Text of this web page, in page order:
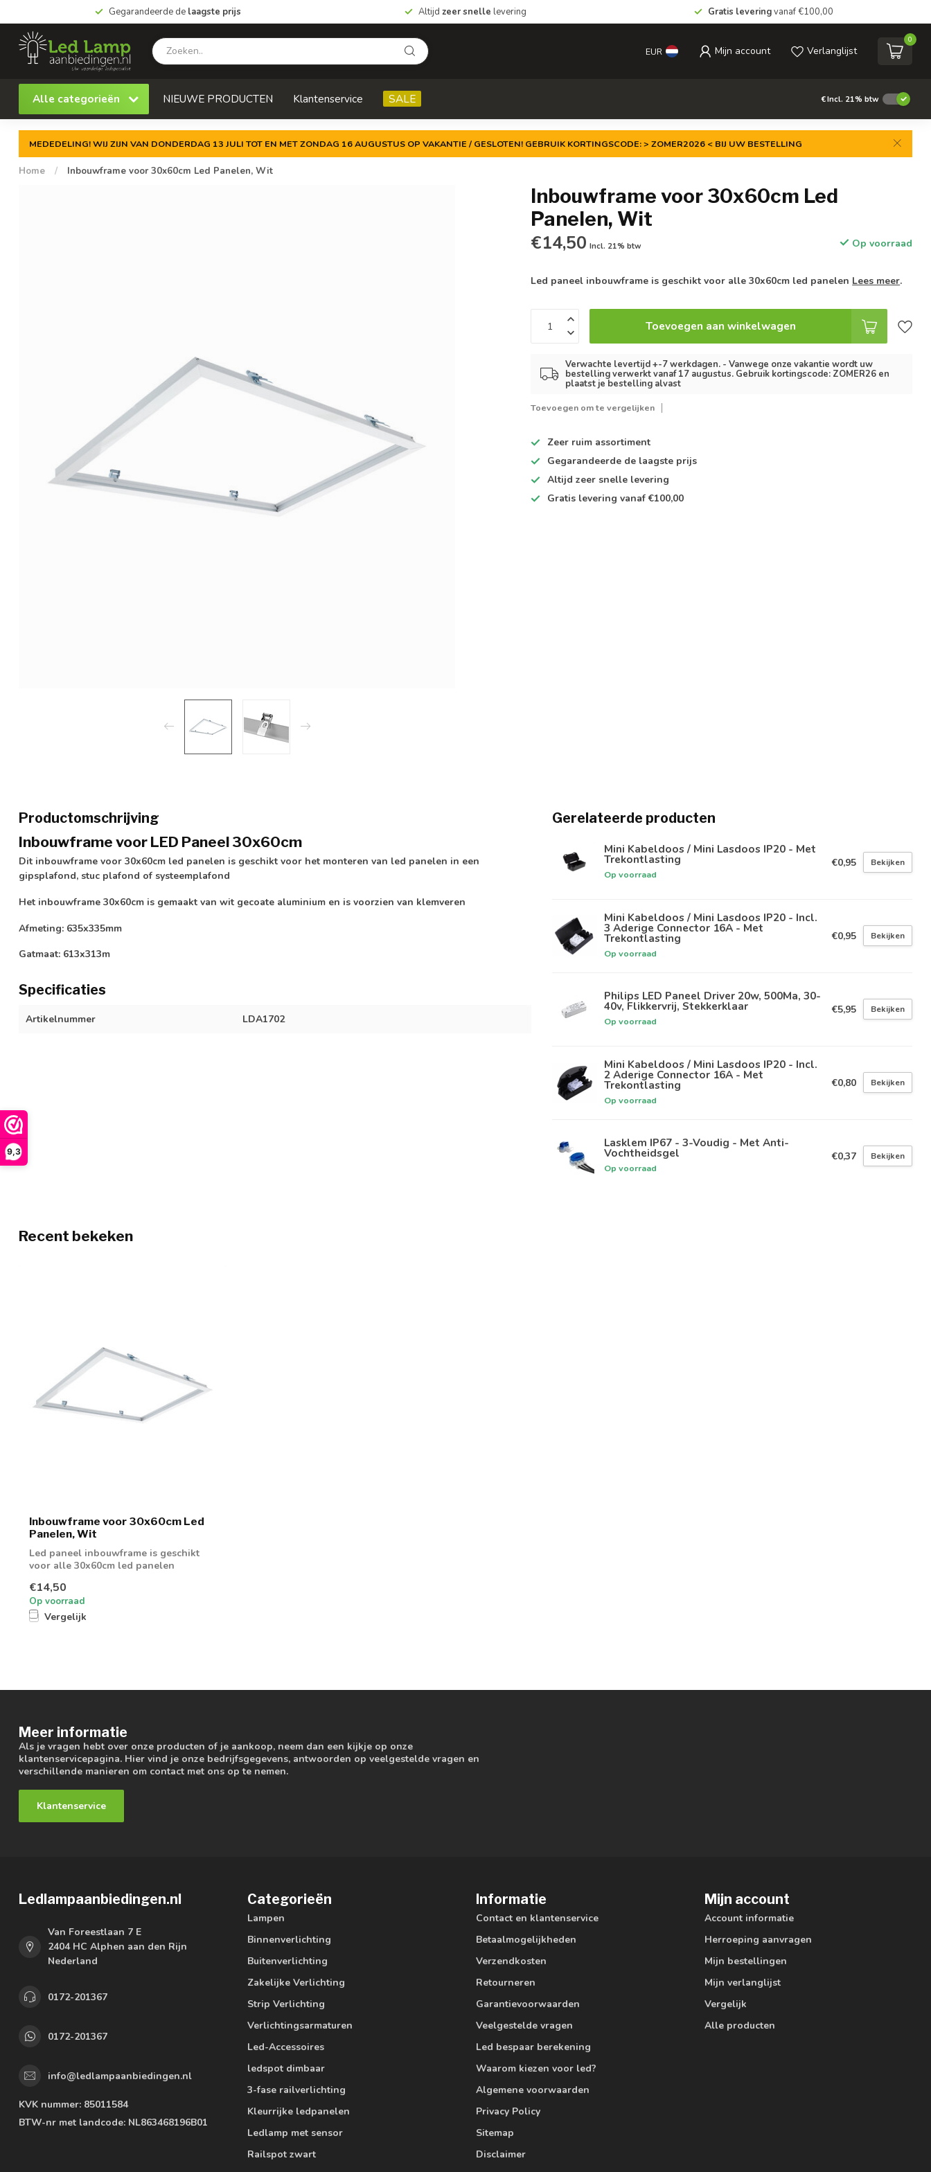
9,3
Gegarandeerde de laagste prijs Altijd zeer snelle levering Gratis leveringvanaf €100,00
EUR Mijn account Verlanglijst
0
Alle categorieën NIEUWE PRODUCTEN Klantenservice SALE €Incl. 21% btw
MEDEDELING! WIJ ZIJN VAN DONDERDAG 13 JULI TOT EN MET ZONDAG 16 AUGUSTUS OP VAKANTIE / GESLOTEN! GEBRUIK KORTINGSCODE: > ZOMER2026 < BIJ UW BESTELLING
Home / Inbouwframe voor 30x60cm Led Panelen, Wit
Inbouwframe voor 30x60cm Led
Panelen, Wit
€14,50 Incl. 21% btw Op voorraad
Led paneel inbouwframe is geschikt voor alle 30x60cm led panelen Lees meer.
Toevoegen aan winkelwagen
Verwachte levertijd +-7 werkdagen. - Vanwege onze vakantie wordt uw
bestelling verwerkt vanaf 17 augustus. Gebruik kortingscode: ZOMER26 en
plaatst je bestelling alvast
Toevoegen om te vergelijken
Zeer ruim assortiment
Gegarandeerde de laagste prijs
Altijdzeer snelle levering
Gratis levering vanaf €100,00
Productomschrijving
Inbouwframe voor LED Paneel 30x60cm
Dit inbouwframe voor 30x60cm led panelen is geschikt voor het monteren van led panelen in een
gipsplafond, stuc plafond of systeemplafond
Het inbouwframe 30x60cm is gemaakt van wit gecoate aluminium en is voorzien van klemveren
Afmeting: 635x335mm
Gatmaat: 613x313m
Specificaties
Artikelnummer LDA1702
Gerelateerde producten
Mini Kabeldoos / Mini Lasdoos IP20 - Met
Trekontlasting
Op voorraad
€0,95 Bekijken
Mini Kabeldoos / Mini Lasdoos IP20 - Incl.
3 Aderige Connector 16A - Met
Trekontlasting
Op voorraad
€0,95 Bekijken
Philips LED Paneel Driver 20w, 500Ma, 30-
40v, Flikkervrij, Stekkerklaar
Op voorraad
€5,95 Bekijken
Mini Kabeldoos / Mini Lasdoos IP20 - Incl.
2 Aderige Connector 16A - Met
Trekontlasting
Op voorraad
€0,80 Bekijken
Lasklem IP67 - 3-Voudig - Met Anti-
Vochtheidsgel
Op voorraad
€0,37 Bekijken
Recent bekeken
Inbouwframe voor 30x60cm Led
Panelen, Wit
Led paneel inbouwframe is geschikt
voor alle 30x60cm led panelen
€14,50
Op voorraad
Vergelijk
Meer informatie
Als je vragen hebt over onze producten of je aankoop, neem dan een kijkje op onze
klantenservicepagina. Hier vind je onze bedrijfsgegevens, antwoorden op veelgestelde vragen en
verschillende manieren om contact met ons op te nemen.
Klantenservice
Ledlampaanbiedingen.nl
Van Foreestlaan 7 E
2404 HC Alphen aan den Rijn
Nederland
0172-201367
0172-201367
info@ledlampaanbiedingen.nl
KVK nummer: 85011584
BTW-nr met landcode: NL863468196B01
Categorieën
Lampen
Binnenverlichting
Buitenverlichting
Zakelijke Verlichting
Strip Verlichting
Verlichtingsarmaturen
Led-Accessoires
ledspot dimbaar
3-fase railverlichting
Kleurrijke ledpanelen
Ledlamp met sensor
Railspot zwart
Informatie
Contact en klantenservice
Betaalmogelijkheden
Verzendkosten
Retourneren
Garantievoorwaarden
Veelgestelde vragen
Led bespaar berekening
Waarom kiezen voor led?
Algemene voorwaarden
Privacy Policy
Sitemap
Disclaimer
Mijn account
Account informatie
Herroeping aanvragen
Mijn bestellingen
Mijn verlanglijst
Vergelijk
Alle producten